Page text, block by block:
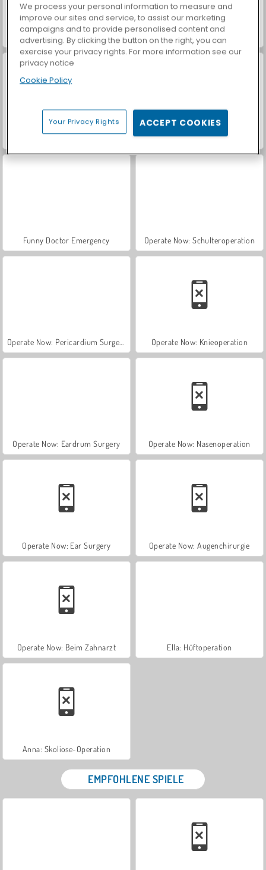
World War 2 Shooter Car Parking City Duel
Casino World
Funny Doctor Emergency Operate Now: Schulteroperation
Operate Now: Knieoperation
Operate Now: Eardrum Surgery Operate Now: Nasenoperation
Operate Now: Ear Surgery Operate Now: Augenchirurgie
Operate Now: Beim Zahnarzt Ella: Hüftoperation
Anna: Skoliose-Operation
EMPFOHLENE SPIELE
We process your personal information to measure and
improve our sites and service, to assist our marketing
campaigns and to provide personalised content and
advertising. By clicking the button on the right, you can
exercise your privacy rights. For more information see our
privacy notice
Cookie Policy
Your Privacy Rights ACCEPT COOKIES